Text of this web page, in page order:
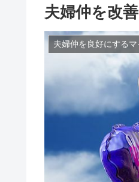
夫婦仲を改
夫婦仲を良好にするマ